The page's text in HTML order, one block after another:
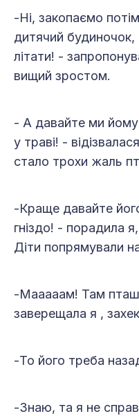
-Ні, закопаємо
дитячий будиночок,
літати! -
вищий зростом.
- А давайте ми
у траві! -
стало трохи жаль
-Краще давайте
гніздо! - порадила
Діти попрямували
-Мааааам! Там
заверещала я ,
-То його треба
-Знаю, та я не